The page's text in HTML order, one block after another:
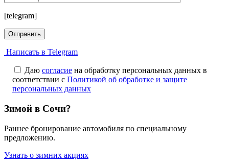
[telegram]
Написать в Telegram
Даю согласие на обработку персональных данных в
соответствии с Политикой об обработке и защите
персональных данных
Зимой в Сочи?
Раннее бронирование автомобиля по специальному
предложению.
Узнать о зимних акциях